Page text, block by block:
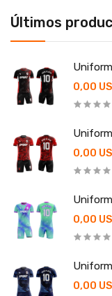
Últimos
0,00
0,00
0,00
0,00